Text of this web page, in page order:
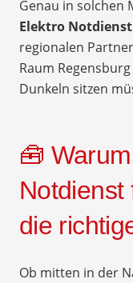
Genau in solchen
Elektro
regionalen
Raum
Dunkeln sitzen
🧰
Notdienst
die
Ob mitten in der